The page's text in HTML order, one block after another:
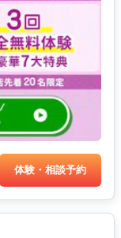
体験・相談予約